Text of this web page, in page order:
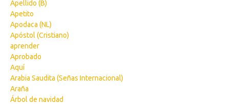
Apellido (B)
Apetito
Apodaca (NL)
Apóstol (Cristiano)
aprender
Aprobado
Aquí
Arabia Saudita (Señas Internacional)
Araña
Árbol de navidad